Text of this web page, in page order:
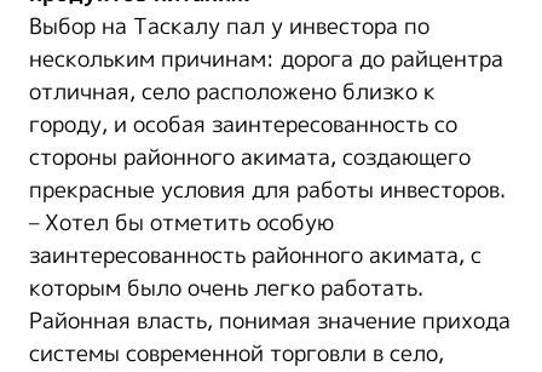
Выбор на Таскалу пал у инвестора по
нескольким причинам: дорога до райцентра
отличная, село расположено близко к
городу, и особая заинтересованность со
стороны районного акимата, создающего
прекрасные условия для работы инвесторов.
– Хотел бы отметить особую
заинтересованность районного акимата, с
которым было очень легко работать.
Районная власть, понимая значение прихода
системы современной торговли в село,